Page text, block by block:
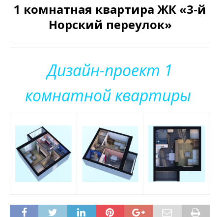
1 комнатная квартира ЖК «3-й
Норский переулок»
Дизайн-проект 1
комнатной квартиры